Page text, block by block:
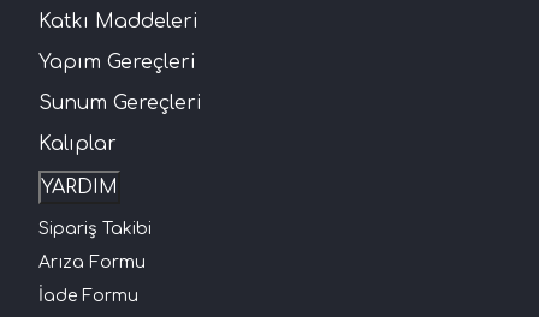
Katkı Maddeleri
Yapım Gereçleri
Sunum Gereçleri
Kalıplar
YARDIM
Sipariş Takibi
Arıza Formu
İade Formu